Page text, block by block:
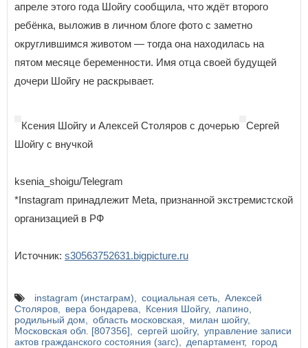
апреле этого года Шойгу сообщила, что ждёт второго
ребёнка, выложив в личном блоге фото с заметно
округлившимся животом — тогда она находилась на
пятом месяце беременности. Имя отца своей будущей
дочери Шойгу не раскрывает.
Ксения Шойгу и Алексей Столяров с дочерью Сергей
Шойгу с внучкой
ksenia_shoigu/Telegram
*Instagram принадлежит Meta, признанной экстремистской
организацией в РФ
Источник: s30563752631.bigpicture.ru
instagram (инстаграм) социальная сеть
Алексей
Столяров
вера бондарева Ксения Шойгу
лапино
родильный дом
область московская
милан шойгу
Московская обл. [807356]
сергей шойгу
управление записи
актов гражданского состояния (загс)
департамент город